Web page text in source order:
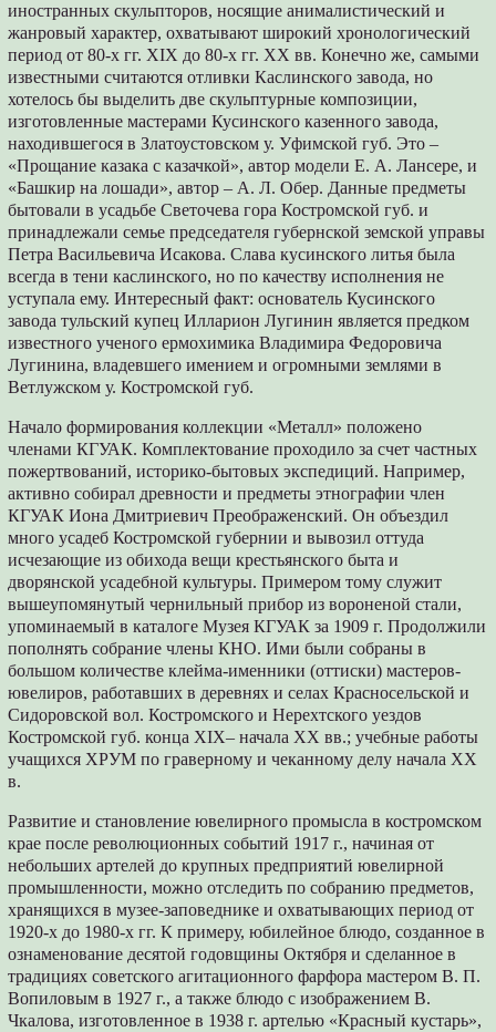
иностранных скульпторов, носящие анималистический и
жанровый характер, охватывают широкий хронологический
период от 80-х гг. XIX до 80-х гг. XX вв. Конечно же, самыми
известными считаются отливки Каслинского завода, но
хотелось бы выделить две скульптурные композиции,
изготовленные мастерами Кусинского казенного завода,
находившегося в Златоустовском у. Уфимской губ. Это –
«Прощание казака с казачкой», автор модели Е. А. Лансере, и
«Башкир на лошади», автор – А. Л. Обер. Данные предметы
бытовали в усадьбе Светочева гора Костромской губ. и
принадлежали семье председателя губернской земской управы
Петра Васильевича Исакова. Слава кусинского литья была
всегда в тени каслинского, но по качеству исполнения не
уступала ему. Интересный факт: основатель Кусинского
завода тульский купец Илларион Лугинин является предком
известного ученого ермохимика Владимира Федоровича
Лугинина, владевшего имением и огромными землями в
Ветлужском у. Костромской губ.
Начало формирования коллекции «Металл» положено
членами КГУАК. Комплектование проходило за счет частных
пожертвований, историко-бытовых экспедиций. Например,
активно собирал древности и предметы этнографии член
КГУАК Иона Дмитриевич Преображенский. Он объездил
много усадеб Костромской губернии и вывозил оттуда
исчезающие из обихода вещи крестьянского быта и
дворянской усадебной культуры. Примером тому служит
вышеупомянутый чернильный прибор из вороненой стали,
упоминаемый в каталоге Музея КГУАК за 1909 г. Продолжили
пополнять собрание члены КНО. Ими были собраны в
большом количестве клейма-именники (оттиски) мастеров-
ювелиров, работавших в деревнях и селах Красносельской и
Сидоровской вол. Костромского и Нерехтского уездов
Костромской губ. конца XIX– начала XX вв.; учебные работы
учащихся ХРУМ по граверному и чеканному делу начала XX
в.
Развитие и становление ювелирного промысла в костромском
крае после революционных событий 1917 г., начиная от
небольших артелей до крупных предприятий ювелирной
промышленности, можно отследить по собранию предметов,
хранящихся в музее-заповеднике и охватывающих период от
1920-х до 1980-х гг. К примеру, юбилейное блюдо, созданное в
ознаменование десятой годовщины Октября и сделанное в
традициях советского агитационного фарфора мастером В. П.
Вопиловым в 1927 г., а также блюдо с изображением В.
Чкалова, изготовленное в 1938 г. артелью «Красный кустарь»,